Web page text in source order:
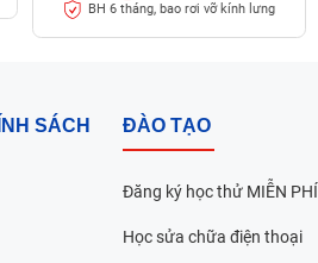
BH 6 tháng, bao rơi vỡ kính lưng
SÁCH ĐÀO TẠO
Đăng ký học thử MIỄN PHÍ
Học sửa chữa điện thoại